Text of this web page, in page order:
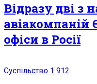
Відразу дві з
авіакомпаній
офіси в Росії
Суспільство 1 912